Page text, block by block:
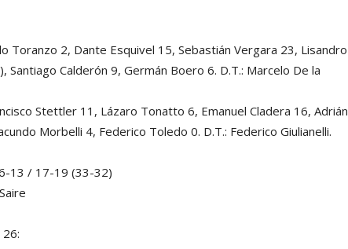
Toranzo 2, Dante Esquivel 15, Sebastián Vergara 23, Lisandro
Santiago Calderón 9, Germán Boero 6. D.T.: Marcelo De la
Stettler 11, Lázaro Tonatto 6, Emanuel Cladera 16, Adrián
Morbelli 4, Federico Toledo 0. D.T.: Federico Giulianelli.
13 / 17-19 (33-32)